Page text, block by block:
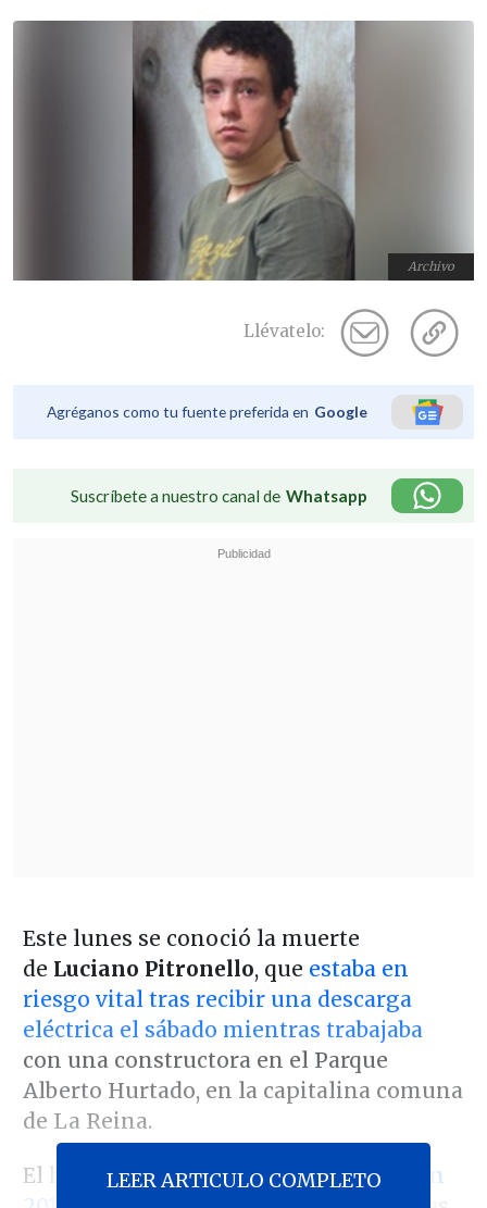
Archivo
Llévatelo:
Agréganos como tu fuente preferida en Google
Suscríbete a nuestro canal de Whatsapp
Este lunes se conoció la muerte
de Luciano Pitronello, que estaba en
riesgo vital tras recibir una descarga
eléctrica el sábado mientras trabajaba
con una constructora en el Parque
Alberto Hurtado, en la capitalina comuna
de La Reina.
El hombre de 35 años fuecondenado en
LEER ARTICULO COMPLETO